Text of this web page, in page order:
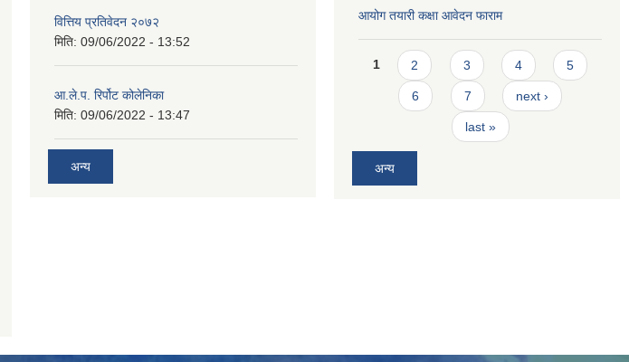
वित्तिय प्रतिवेदन २०७२
मिति: 09/06/2022 - 13:52
आ.ले.प. रिर्पोट कोलेनिका
मिति: 09/06/2022 - 13:47
अन्य
आयोग तयारी कक्षा आवेदन फाराम
Pages
1 2 3 4 5
6 7 next ›
last »
अन्य